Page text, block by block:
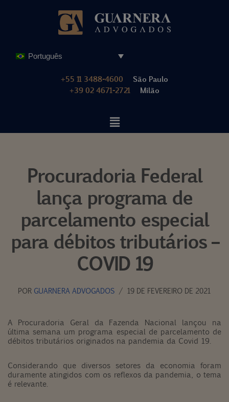
Português
+55 11 3488-4600 São Paulo
+39 02 4671-2721 Milão
Procuradoria Federal
lança programa de
parcelamento especial
para débitos tributários –
COVID 19
POR GUARNERA ADVOGADOS 19 DE FEVEREIRO DE 2021
A Procuradoria Geral da Fazenda Nacional lançou na
última semana um programa especial de parcelamento de
débitos tributários originados na pandemia da Covid 19.
Considerando que diversos setores da economia foram
duramente atingidos com os reflexos da pandemia, o tema
é relevante.